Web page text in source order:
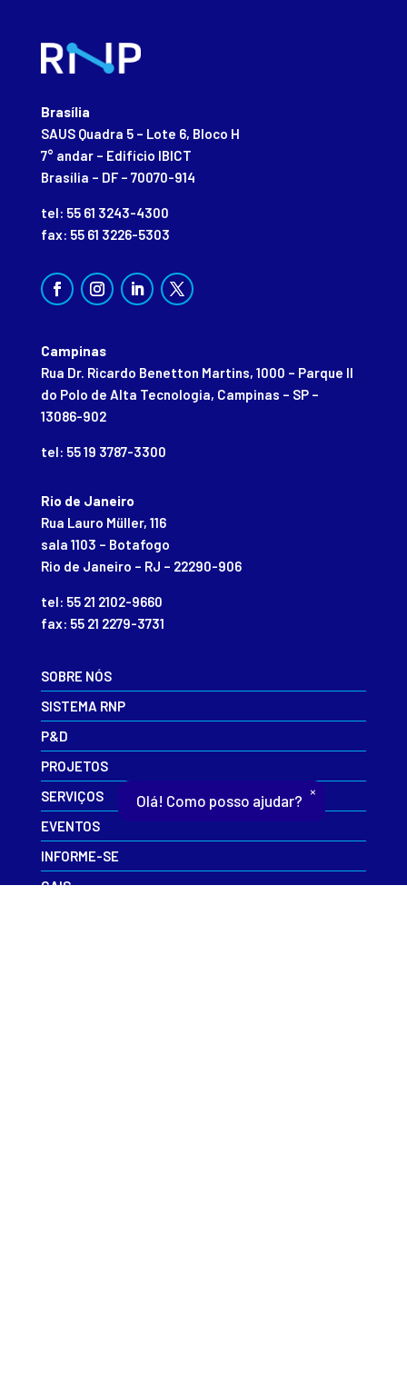
Brasília
SAUS Quadra 5 – Lote 6, Bloco H
7° andar – Edifício IBICT
Brasília – DF – 70070-914
tel: 55 61 3243-4300
fax: 55 61 3226-5303
Campinas
Rua Dr. Ricardo Benetton Martins, 1000 – Parque II
do Polo de Alta Tecnologia, Campinas – SP –
13086-902
tel: 55 19 3787-3300
Rio de Janeiro
Rua Lauro Müller, 116
sala 1103 – Botafogo
Rio de Janeiro – RJ – 22290-906
tel: 55 21 2102-9660
fax: 55 21 2279-3731
SOBRE NÓS
SISTEMA RNP
P&D
PROJETOS
SERVIÇOS
EVENTOS
INFORME-SE
CAIS
Olá! Como posso ajudar?
×